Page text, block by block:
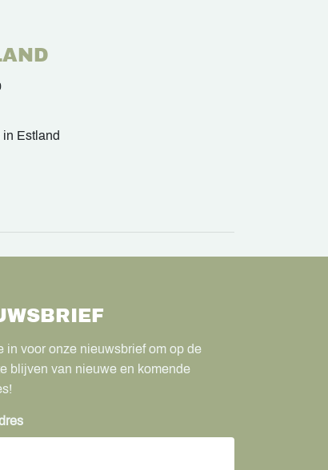
Estland
in voor onze nieuwsbrief om op de
blijven van nieuwe en komende